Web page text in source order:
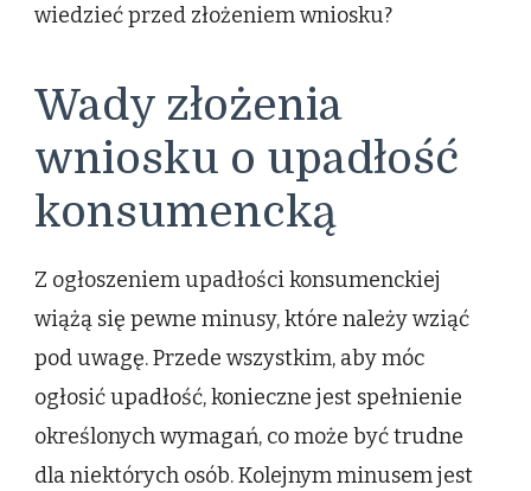
wiedzieć przed złożeniem wniosku?
Wady złożenia
wniosku o upadłość
konsumencką
Z ogłoszeniem upadłości konsumenckiej
wiążą się pewne minusy, które należy wziąć
pod uwagę. Przede wszystkim, aby móc
ogłosić upadłość, konieczne jest spełnienie
określonych wymagań, co może być trudne
dla niektórych osób. Kolejnym minusem jest